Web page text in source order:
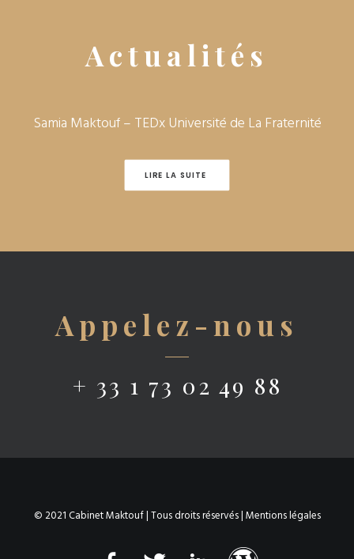
Actualités
Samia Maktouf – TEDx Université de La Fraternité‎
LIRE LA SUITE
Appelez-nous
+ 33 1 73 02 49 88
© 2021 Cabinet Maktouf | Tous droits réservés |Mentions légales